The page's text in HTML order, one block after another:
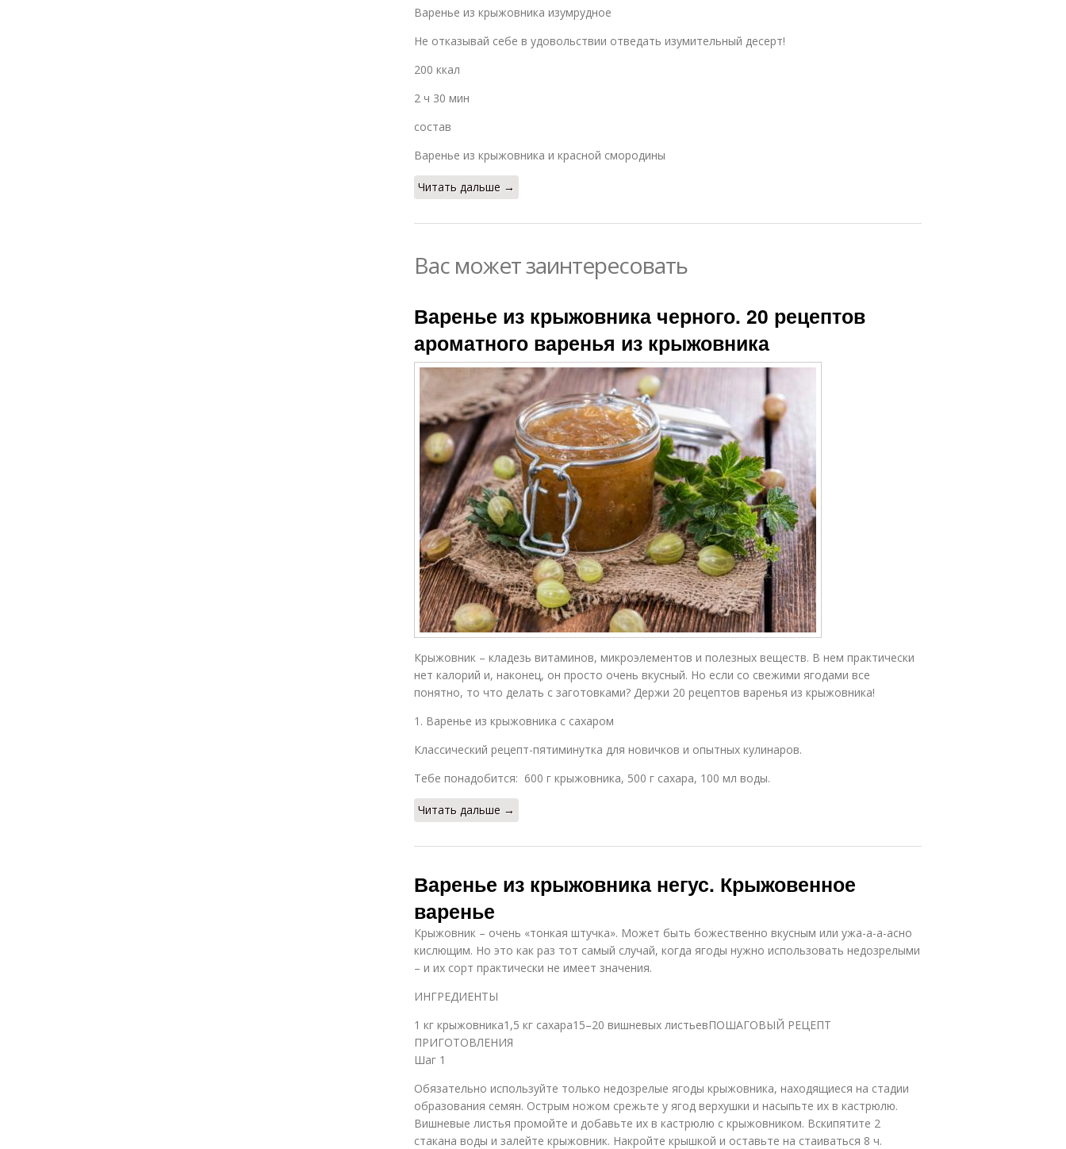
Варенье из крыжовника изумрудное
Не отказывай себе в удовольствии отведать изумительный десерт!
200 ккал
2 ч 30 мин
состав
Варенье из крыжовника и красной смородины
Читать дальше →
Вас может заинтересовать
Варенье из крыжовника черного. 20 рецептов
ароматного варенья из крыжовника
Крыжовник – кладезь витаминов, микроэлементов и полезных веществ. В нем практически
нет калорий и, наконец, он просто очень вкусный. Но если со свежими ягодами все
понятно, то что делать с заготовками? Держи 20 рецептов варенья из крыжовника!
1. Варенье из крыжовника с сахаром
Классический рецепт-пятиминутка для новичков и опытных кулинаров.
Тебе понадобится: 600 г крыжовника, 500 г сахара, 100 мл воды.
Читать дальше →
Варенье из крыжовника негус. Крыжовенное
варенье
Крыжовник – очень «тонкая штучка». Может быть божественно вкусным или ужа-а-а-асно
кислющим. Но это как раз тот самый случай, когда ягоды нужно использовать недозрелыми
– и их сорт практически не имеет значения.
ИНГРЕДИЕНТЫ
1 кг крыжовника1,5 кг сахара15–20 вишневых листьевПОШАГОВЫЙ РЕЦЕПТ
ПРИГОТОВЛЕНИЯ
Шаг 1
Обязательно используйте только недозрелые ягоды крыжовника, находящиеся на стадии
образования семян. Острым ножом срежьте у ягод верхушки и насыпьте их в кастрюлю.
Вишневые листья промойте и добавьте их в кастрюлю с крыжовником. Вскипятите 2
стакана воды и залейте крыжовник. Накройте крышкой и оставьте на стаиваться 8 ч.